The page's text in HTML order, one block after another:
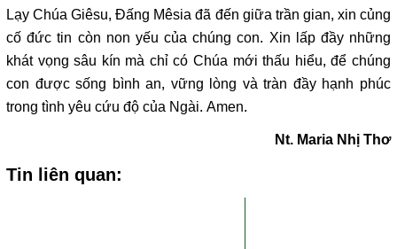
Lạy Chúa Giêsu, Đấng Mêsia đã đến giữa trần gian, xin củng
cố đức tin còn non yếu của chúng con. Xin lấp đầy những
khát vọng sâu kín mà chỉ có Chúa mới thấu hiểu, để chúng
con được sống bình an, vững lòng và tràn đầy hạnh phúc
trong tình yêu cứu độ của Ngài. Amen.
Nt. Maria Nhị Thơ
Tin liên quan: